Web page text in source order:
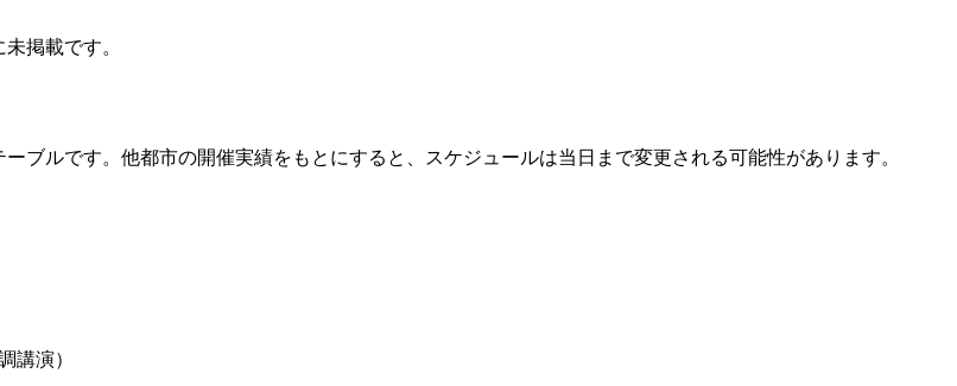
掲載です。
ブルです。他都市の開催実績をもとにすると、スケジュールは当日まで変更される可能性があります。
講演）